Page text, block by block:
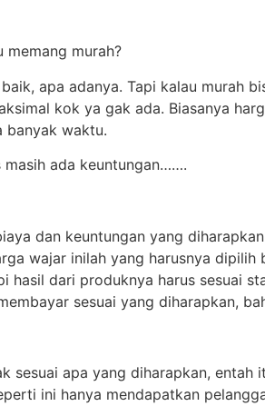
memang murah?
apa adanya. Tapi kalau murah
kok ya gak ada. Biasanya
banyak waktu.
masih ada keuntungan…….
dan keuntungan yang
wajar inilah yang harusnya
hasil dari produknya harus sesuai
sesuai yang diharapkan,
sesuai apa yang diharapkan,
ini hanya mendapatkan